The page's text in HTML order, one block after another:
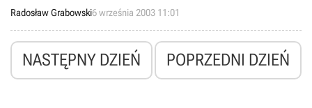
wyświetlające w zastępstwie telewizora. Tym pragnieniom
postanowiła stawić czoła firma Venom, wprowadzając na rynek
europejski specjalny adapter.
Radosław Grabowski6 września 2003 11:01
NASTĘPNY DZIEŃ POPRZEDNI DZIEŃ